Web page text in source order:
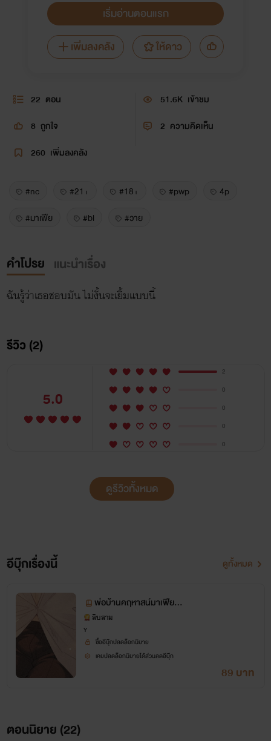
เริ่มอ่านตอนแรก
เพิ่มลงคลัง
ให้ดาว
22 ตอน 51.6K เข้าชม
8 ถูกใจ 2 ความคิดเห็น
260 เพิ่มลงคลัง
#nc #21+ #18+ #pwp
4p
#มาเฟีย
#bl #วาย
คำโปรย แนะนำเรื่อง
ฉันรู้ว่าเธอชอบมัน ไม่งั้นจะเยิ้มแบบนี้
รีวิว (2)
5.0
2
0
0
0
0
ดูรีวิวทั้งหมด
อีบุ๊กเรื่องนี้ ดูทั้งหมด
พ่อบ้านคฤหาสน์มาเฟีย 4
p / pwp
สิบสาม
Y
ซื้ออีบุ๊กปลดล็อกนิยาย
เคยปลดล็อกนิยายได้ส่วนลดอีบุ๊ก
89 บาท
ตอนนิยาย (22)